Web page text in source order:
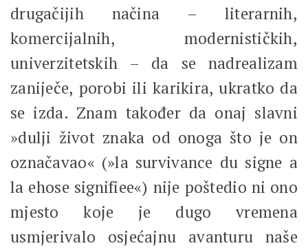
drugačijih načina – literarnih,
komercijalnih, modernističkih,
univerzitetskih – da se nadrealizam
zaniječe, porobi ili karikira, ukratko da
se izda. Znam također da onaj slavni
»dulji život znaka od onoga što je on
označavao« (»la survivance du signe a
la ehose signifiee«) nije poštedio ni ono
mjesto koje je dugo vremena
usmjerivalo osjećajnu avanturu naše